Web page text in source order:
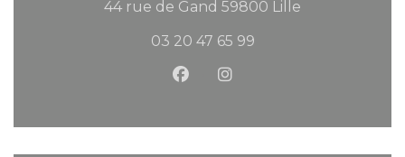
44 rue de Gand 59800 Lille
03 20 47 65 99
Facebook ((åpner i et nytt
Instagram ((åpner i